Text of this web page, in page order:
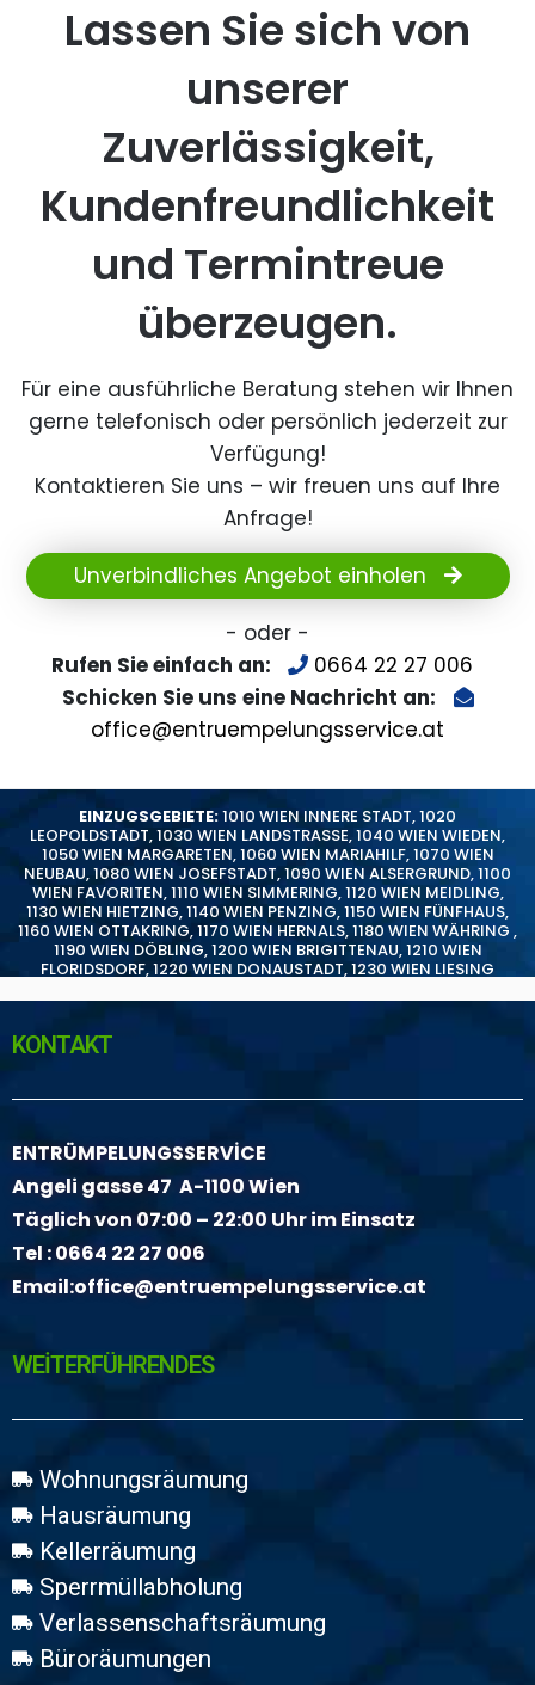
Lassen Sie sich von
unserer
Zuverlässigkeit,
Kundenfreundlichkeit
und Termintreue
überzeugen.
Für eine ausführliche Beratung stehen wir Ihnen
gerne telefonisch oder persönlich jederzeit zur
Verfügung!
Kontaktieren Sie uns – wir freuen uns auf Ihre
Anfrage!
Unverbindliches Angebot einholen
- oder -
Rufen Sie einfach an:
0664 22 27 006
Schicken Sie uns eine Nachricht an:
office@entruempelungsservice.at
EINZUGSGEBIETE:1010 WIEN INNERE STADT,1020
LEOPOLDSTADT,1030 WIEN LANDSTRASSE,1040 WIEN WIEDEN,
1050 WIEN MARGARETEN,1060 WIEN MARIAHILF,1070 WIEN
NEUBAU,1080 WIEN JOSEFSTADT,1090 WIEN ALSERGRUND,1100
WIEN FAVORITEN,1110 WIEN SIMMERING,1120 WIEN MEIDLING,
1130 WIEN HIETZING,1140 WIEN PENZING,1150 WIEN FÜNFHAUS,
1160 WIEN OTTAKRING,1170 WIEN HERNALS,1180 WIEN WÄHRING ,
1190 WIEN DÖBLING,1200 WIEN BRIGITTENAU,1210 WIEN
FLORIDSDORF,1220 WIEN DONAUSTADT,1230 WIEN LIESING
KONTAKT
ENTRÜMPELUNGSSERVİCE
Angeli gasse 47 A-1100 Wien
Täglich von 07:00 – 22:00 Uhr im Einsatz
Tel :0664 22 27 006
Email:office@entruempelungsservice.at
WEİTERFÜHRENDES
Wohnungsräumung
Hausräumung
Kellerräumung
Sperrmüllabholung
Verlassenschaftsräumung
Büroräumungen